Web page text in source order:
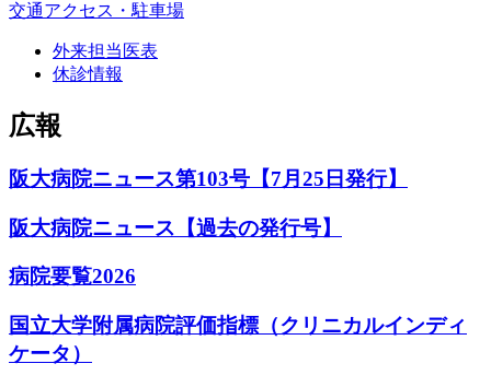
交通アクセス・駐車場
外来担当医表
休診情報
広報
阪大病院ニュース第103号【7月25日発行】
阪大病院ニュース【過去の発行号】
病院要覧2026
国立大学附属病院評価指標（クリニカルインディ
ケータ）